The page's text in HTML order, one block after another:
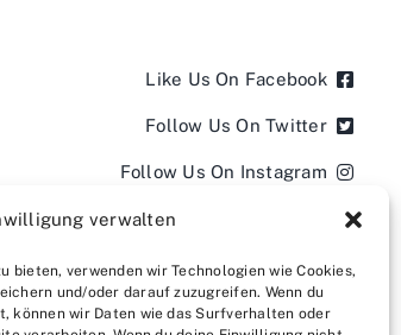
verwalten
bieten, verwenden wir Technologien wie Cookies,
und/oder darauf zuzugreifen. Wenn du
können wir Daten wie das Surfverhalten oder
Like Us On Facebook
Follow Us On Twitter
Follow Us On Instagram
Follow Us On LinkedIn
Follow us on YouTube
Follow us on Pinterest